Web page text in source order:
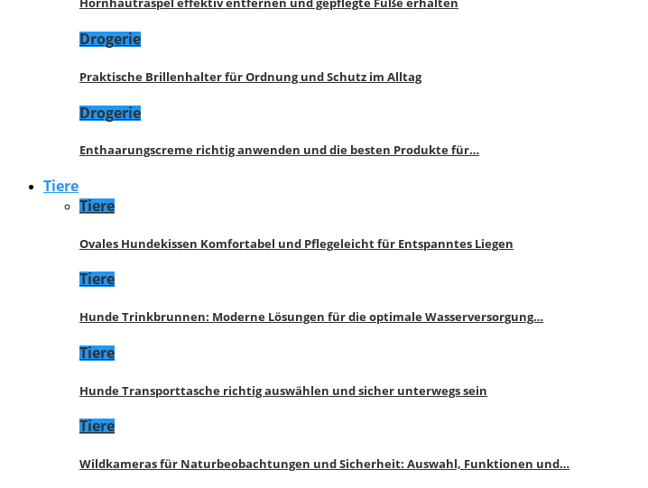
Drogerie
Praktische Brillenhalter für Ordnung und Schutz im Alltag
Drogerie
Enthaarungscreme richtig anwenden und die besten Produkte für…
Tiere
Tiere
Ovales Hundekissen Komfortabel und Pflegeleicht für Entspanntes Liegen
Tiere
Hunde Trinkbrunnen: Moderne Lösungen für die optimale Wasserversorgung…
Tiere
Hunde Transporttasche richtig auswählen und sicher unterwegs sein
Tiere
Wildkameras für Naturbeobachtungen und Sicherheit: Auswahl, Funktionen und…